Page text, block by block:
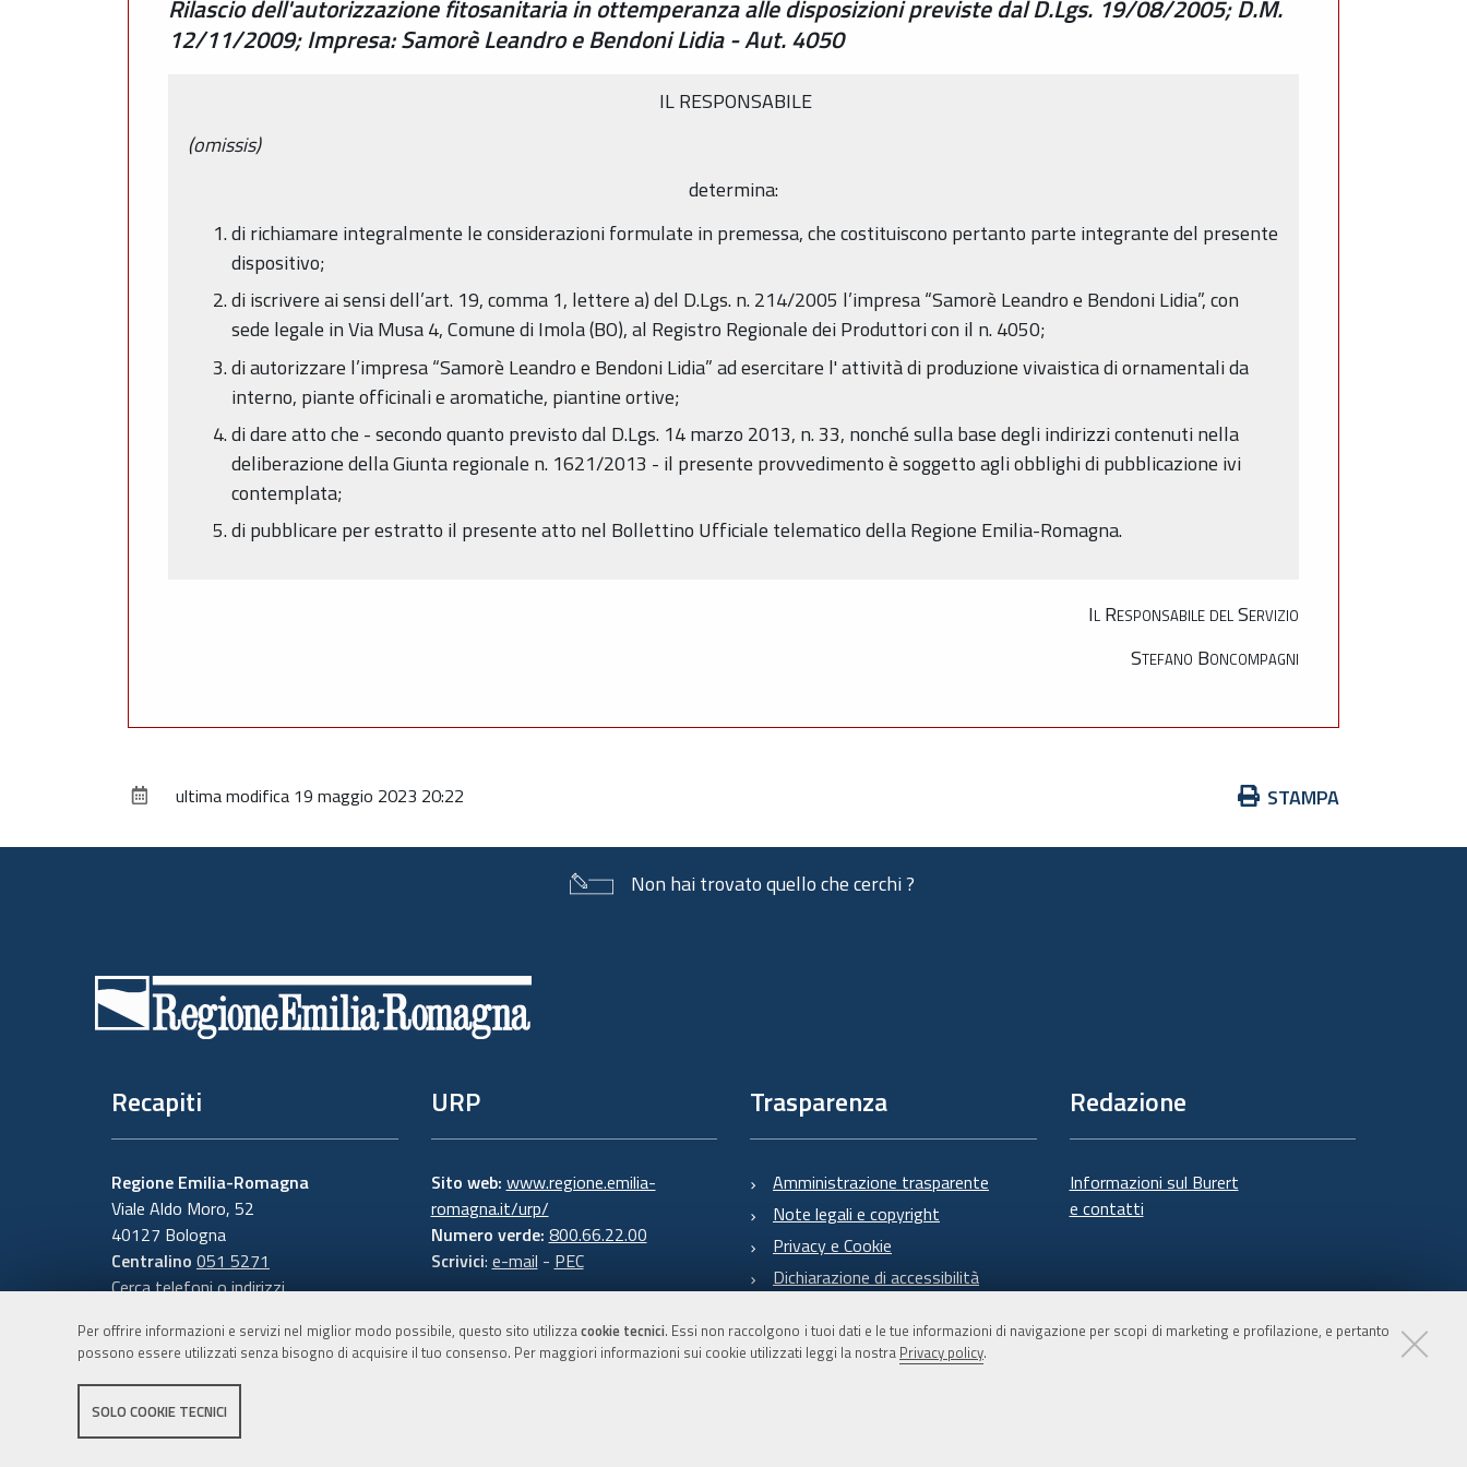
Per offrire informazioni e servizi nel miglior modo possibile, questo sito utilizzacookie tecnici. Essi non raccolgono i tuoi dati e le tue informazioni di navigazione per scopi di marketing e profilazione, e pertanto
possono essere utilizzati senza bisogno di acquisire il tuo consenso. Per maggiori informazioni sui cookie utilizzati leggi la nostra Privacy policy.
SOLO COOKIE TECNICI
Rilascio dell'autorizzazione fitosanitaria in ottemperanza alle disposizioni previste dal D.Lgs. 19/08/2005; D.M.
12/11/2009; Impresa: Samorè Leandro e Bendoni Lidia - Aut. 4050
IL RESPONSABILE
(omissis)
determina:
di richiamare integralmente le considerazioni formulate in premessa, che costituiscono pertanto parte integrante del presente
dispositivo;
di iscrivere ai sensi dell’art. 19, comma 1, lettere a) del D.Lgs. n. 214/2005 l’impresa “Samorè Leandro e Bendoni Lidia”, con
sede legale in Via Musa 4, Comune di Imola (BO), al Registro Regionale dei Produttori con il n. 4050;
di autorizzare l’impresa “Samorè Leandro e Bendoni Lidia” ad esercitare l' attività di produzione vivaistica di ornamentali da
interno, piante officinali e aromatiche, piantine ortive;
di dare atto che - secondo quanto previsto dal D.Lgs. 14 marzo 2013, n. 33, nonché sulla base degli indirizzi contenuti nella
deliberazione della Giunta regionale n. 1621/2013 - il presente provvedimento è soggetto agli obblighi di pubblicazione ivi
contemplata;
di pubblicare per estratto il presente atto nel Bollettino Ufficiale telematico della Regione Emilia-Romagna.
Il Responsabile del Servizio
Stefano Boncompagni
Azioni
documento
STAMPA
ultima modifica 19 maggio 2023 20:22
Non hai trovato quello che cerchi ?
Recapiti
Regione Emilia-Romagna
Viale Aldo Moro, 52
40127 Bologna
Centralino 051 5271
Cerca telefoni o indirizzi
URP
Sito web: www.regione.emilia-
romagna.it/urp/
Numero verde: 800.66.22.00
Scrivici: e-mail - PEC
Trasparenza
Amministrazione trasparente
Note legali e copyright
Privacy e Cookie
Dichiarazione di accessibilità
Redazione
Informazioni sul Burert
e contatti